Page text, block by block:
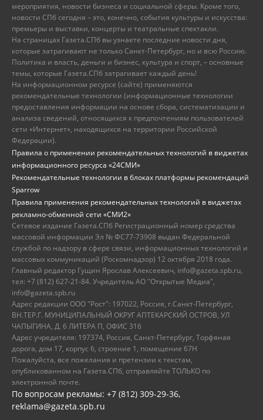
мероприятия, новости бизнеса и социальной сферы. Кроме того,
новости СПб сегодня – это, конечно, события культуры и искусства:
премьеры и выставки, концерты и театральные спектакли.
На страницах Газета.СПб вы узнаете последние новости дня,
которые затрагивают не только Санкт-Петербург, но и всю Россию.
Политика и власть, деньги и бизнес, культура и спорт, – основные
темы, которые Газета.СПб затрагивает каждый день!
На информационном ресурсе (сайте) применяются
рекомендательные технологии (информационные технологии
предоставления информации на основе сбора, систематизации и
анализа сведений, относящихся к предпочтениям пользователей
сети «Интернет», находящихся на территории Российской
Федерации).
Правила о применении рекомендательных технологий в виджетах
информационного ресурса «24СМИ»
Рекомендательные технологии в блоках платформы рекомендаций
Sparrow
Правила применения рекомендательных технологий в виджетах
рекламно-обменной сети «СМИ2»
Сетевое издание Газета.СПб Регистрационный номер средства
массовой информации Эл № ФС77-73908 выдан Федеральной
службой по надзору в сфере связи, информационных технологий и
массовых коммуникаций (Роскомнадзор) 12 октября 2018 года.
Главный редактор Гущин Ярослав Алексеевич, info@gazeta.spb.ru,
тел: +7 (812) 627-21-84. Учредитель АО "Открытые Медиа",
info@gazeta.spb.ru
Адрес редакции ООО "Рост": 197022, Россия, г.Санкт-Петербург,
ВН.ТЕР.Г. МУНИЦИПАЛЬНЫЙ ОКРУГ АПТЕКАРСКИЙ ОСТРОВ, УЛ
ЧАПЫГИНА, Д. 6 ЛИТЕРА П, ОФИС 316
Адрес учредителя: 197374, Россия, Санкт-Петербург, Торфяная
дорога, дом 17, корпус 6, строение 1, помещение 67Н
Пожалуйста, все пожелания и претензии к текстам,
опубликованном на Газета.СПб, отправляйте ТОЛЬКО по
электронной почте.
По вопросам рекламы: +7 (812) 309-29-36,
reklama@gazeta.spb.ru